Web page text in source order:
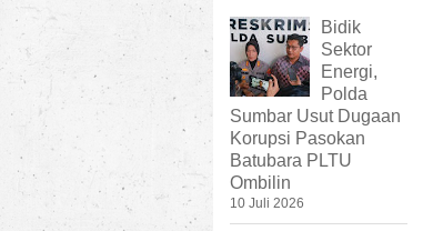
Bidik
Sektor
Energi,
Polda
Sumbar Usut Dugaan
Korupsi Pasokan
Batubara PLTU
Ombilin
10 Juli 2026